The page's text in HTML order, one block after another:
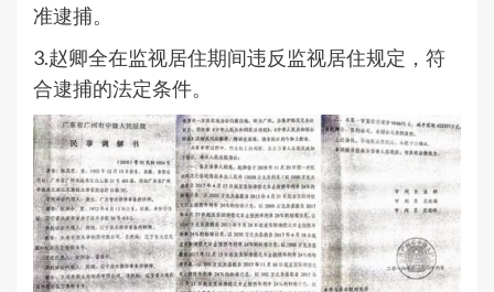
准逮捕。
3.赵卿全在监视居住期间违反监视居住规定，符
合逮捕的法定条件。